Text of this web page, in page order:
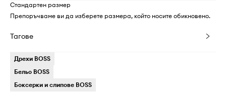
Стандартен размер
Препоръчваме ви да изберете размера, който носите обикновено.
Тагове
Дрехи BOSS
Бельо BOSS
Боксерки и слипове BOSS